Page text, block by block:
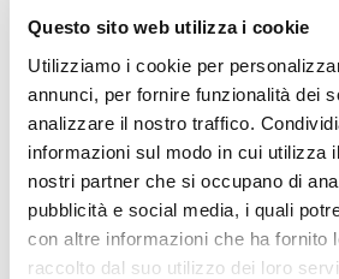
Questo sito web utilizza i cookie
Utilizziamo i cookie per
annunci, per fornire funzionalità dei
analizzare il nostro traffico.
informazioni sul modo in cui utilizza
nostri partner che si occupano di
pubblicità e social media, i quali
con altre informazioni che ha fornito
raccolto dal suo utilizzo dei loro
Commento*
Acconsento al trattamento dei